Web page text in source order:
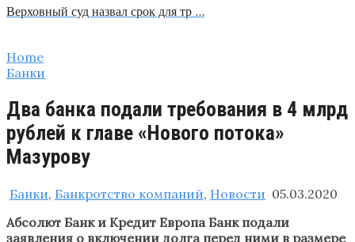
Верховный суд назвал срок для тр …
Home
Банки
Два банка подали требования в 4 млрд
рублей к главе «Нового потока»
Мазурову
Банки, Банкротство компаний, Новости 05.03.2020
Абсолют Банк и Кредит Европа Банк подали
заявления о включении долга перед ними в размере